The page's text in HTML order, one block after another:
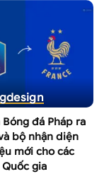
design
đá Pháp ra
bộ nhận diện
mới cho các
gia